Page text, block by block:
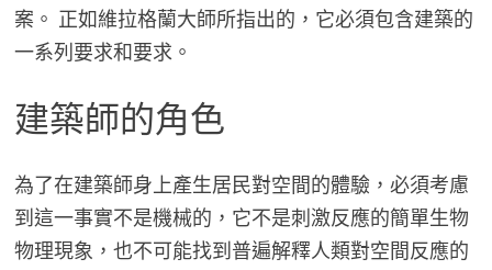
案。 正如維拉格蘭大師所指出的，它必須包含建築的
一系列要求和要求。
建築師的角色
為了在建築師身上產生居民對空間的體驗，必須考慮
到這一事實不是機械的，它不是刺激反應的簡單生物
物理現象，也不可能找到普遍解釋人類對空間反應的